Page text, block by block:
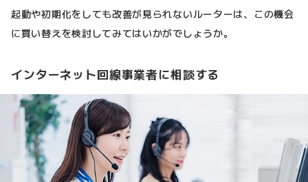
起動や初期化をしても改善が見られないルーターは、この機会
に買い替えを検討してみてはいかがでしょうか。
インターネット回線事業者に相談する